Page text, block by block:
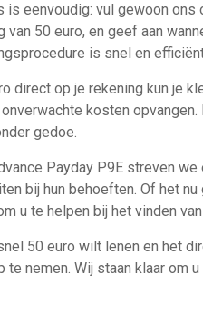
is eenvoudig: vul gewoon
van 50 euro, en geef aan
is snel en
direct op je rekening kun je
kosten
gedoe.
Payday P9E streven
bij hun behoeften. Of het
u te helpen bij het vinden
50 euro wilt lenen en het
te nemen. Wij staan klaar om